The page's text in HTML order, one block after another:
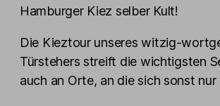
Hamburger Kiez selber Kult!
Die Kieztour unseres witzig-
Türstehers streift die wichtigsten
auch an Orte, an die sich sonst